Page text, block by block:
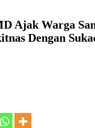
Ajak Warga
Dengan